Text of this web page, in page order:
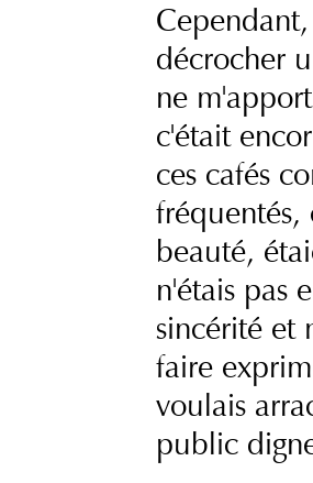
décrocher
ne
c'était
ces cafés
beauté,
n'étais pas
sincérité et
faire
voulais
public